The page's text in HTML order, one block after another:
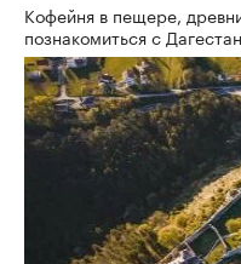
Кофейня в пещере,
познакомиться с